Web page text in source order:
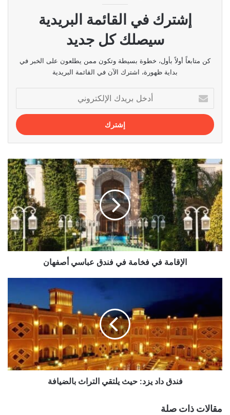
إشترك في القائمة البريدية
سيصلك كل جديد
كن متابعاً أولاً بأول، خطوة بسيطة وتكون ممن يطلعون على الخبر في
بداية ظهورة، اشترك الآن في القائمة البريدية
بريدك
الإلكتروني
الإقامة
في
فخامة
في
فندق
عباسي
أصفهان
الإقامة في فخامة في فندق عباسي أصفهان
حيث
يلتقي
التراث
بالضيافة
فندق داد يزد: حيث يلتقي التراث بالضيافة
مقالات ذات صلة